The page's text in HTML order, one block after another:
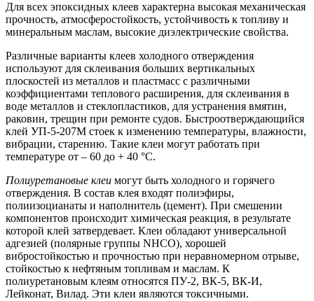
Для всех эпоксидных клеев характерна высокая механическая
прочность, атмосферостойкость, устойчивость к топливу и
минеральным маслам, высокие диэлектрические свойства.
Различные варианты клеев холодного отверждения
используют для склеивания больших вертикальных
плоскостей из металлов и пластмасс с различными
коэффициентами теплового расширения, для склеивания в
воде металлов и стеклопластиков, для устранения вмятин,
раковин, трещин при ремонте судов. Быстроотверждающийся
клей УП-5-207М стоек к изменению температуры, влажности,
вибрации, старению. Такие клеи могут работать при
температуре от – 60 до + 40 °С.
Полиуретановые клеи могут быть холодного и горячего
отверждения. В состав клея входят полиэфиры,
полиизоцианаты и наполнитель (цемент). При смешении
компонентов происходит химическая реакция, в результате
которой клей затвердевает. Клеи обладают универсальной
адгезией (полярные группы NНСО), хорошей
вибростойкостью и прочностью при неравномерном отрыве,
стойкостью к нефтяным топливам и маслам. К
полиуретановым клеям относятся ПУ-2, ВК-5, ВК-И,
Лейконат, Вилад. Эти клеи являются токсичными.